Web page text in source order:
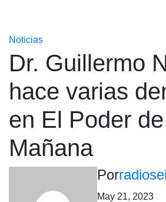
Noticias
Dr. Guillermo
hace varias
en El Poder
Mañana
Por
May 21, 2023